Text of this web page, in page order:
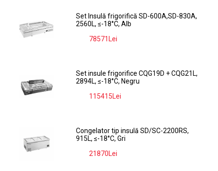
Set Insulă frigorifică SD-600A,SD-830A,
2560L, ≤-18°C, Alb
78571Lei
Set insule frigorifice CQG19D + CQG21L,
2894L, ≤-18°C, Negru
115415Lei
Congelator tip insulă SD/SC-2200RS,
915L, ≤-18°C, Gri
21870Lei